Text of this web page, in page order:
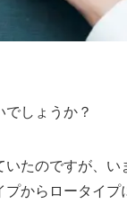
しょうか？
たのですが、い
からロータイプ